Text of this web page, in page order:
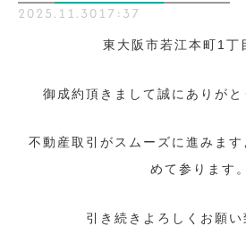
2025.11.3017:37
東大阪市若江本町1
御成約頂きまして誠にありがと
不動産取引がスムーズに進みま
めて参ります。
引き続きよろしくお願い